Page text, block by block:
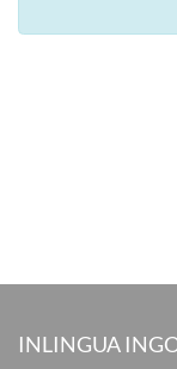
INLINGUA